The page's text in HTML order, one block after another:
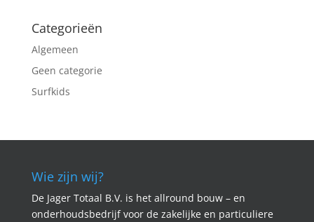
Categorieën
Algemeen
Geen categorie
Surfkids
Wie zijn wij?
De Jager Totaal B.V. is het allround bouw – en
onderhoudsbedrijf voor de zakelijke en particuliere